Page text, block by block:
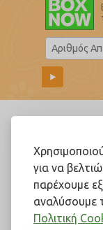
για να
παρέχουμε
αναλύσουμε
Πολιτική